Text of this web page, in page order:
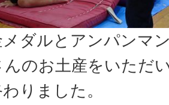
ダルとアンパンマ
んのお土産をいただ
りました。